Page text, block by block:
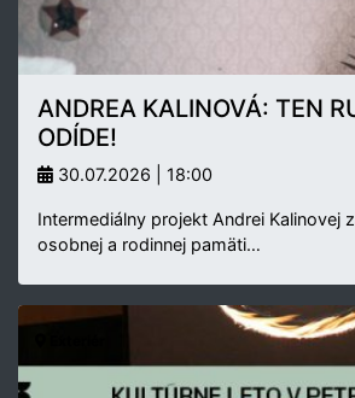
ANDREA KALINOVÁ: TEN
ODÍDE!
30.07.2026 | 18:00
Intermediálny projekt Andrei Kalinovej
osobnej a rodinnej pamäti…